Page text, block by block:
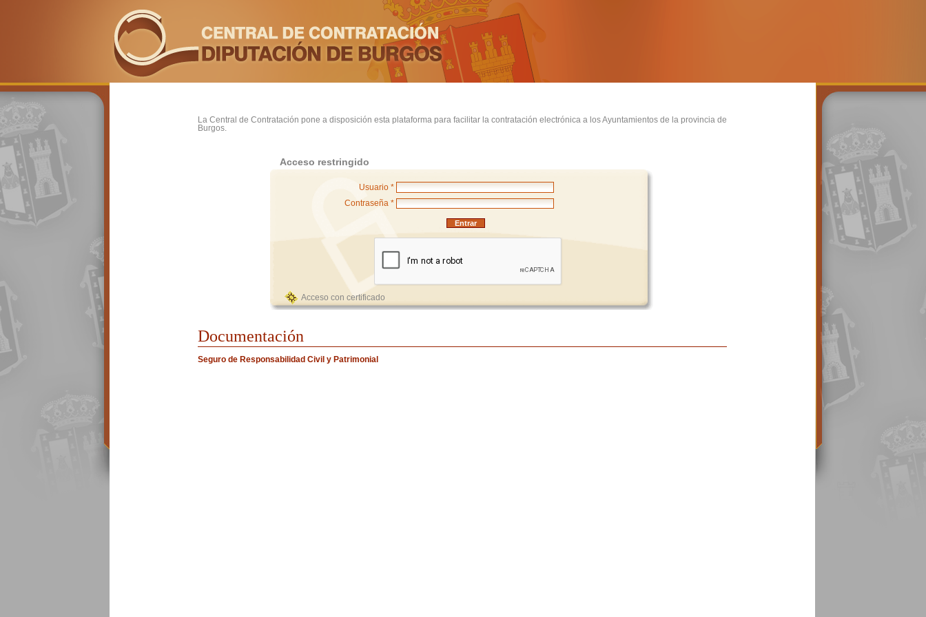
La Central de Contratación pone a disposición esta plataforma para facilitar la contratación electrónica a los Ayuntamientos de la provincia de
Burgos.
Acceso restringido
Usuario *
Contraseña *
Acceso con certificado
Documentación
Seguro de Responsabilidad Civil y Patrimonial